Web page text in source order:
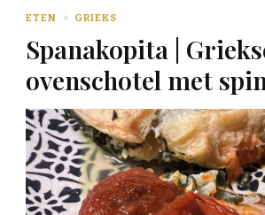
ETEN GRIEKS
Spanakopita |
ovenschotel met